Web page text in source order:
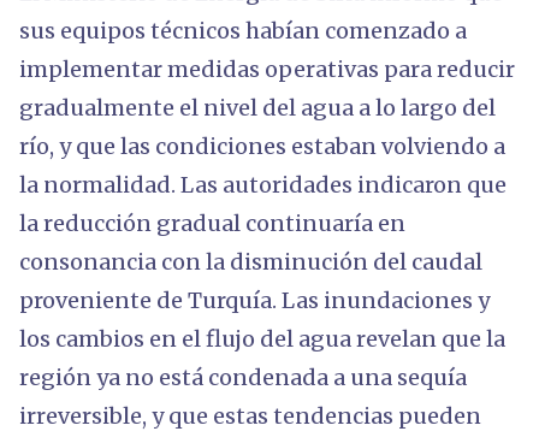
sus equipos técnicos habían comenzado a
implementar medidas operativas para reducir
gradualmente el nivel del agua a lo largo del
río, y que las condiciones estaban volviendo a
la normalidad. Las autoridades indicaron que
la reducción gradual continuaría en
consonancia con la disminución del caudal
proveniente de Turquía. Las inundaciones y
los cambios en el flujo del agua revelan que la
región ya no está condenada a una sequía
irreversible, y que estas tendencias pueden